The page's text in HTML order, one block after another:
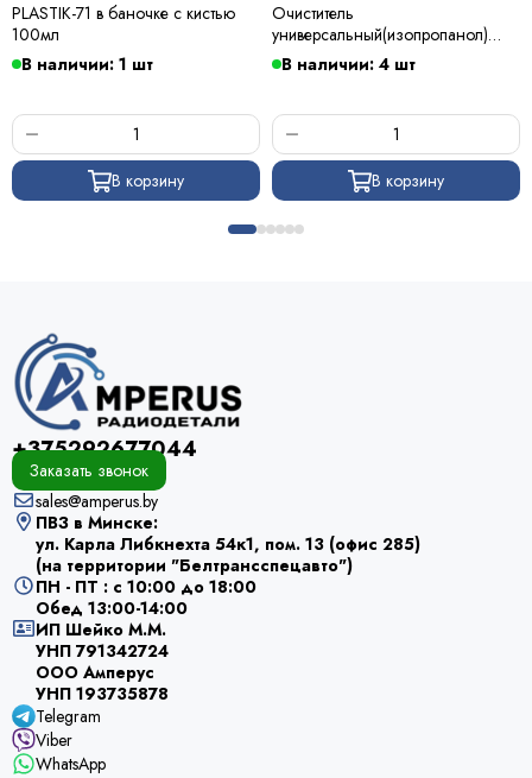
PLASTIK-71 в баночке с кистью
100мл
В наличии: 1 шт
В корзину
Очиститель
универсальный(изопропанол)
500мл
В наличии: 4 шт
В корзину
+375292677044
Заказать звонок
sales@amperus.by
ПВЗ в Минске:
ул. Карла Либкнехта 54к1, пом. 13 (офис 285)
(на территории "Белтрансспецавто")
ПН - ПТ : с 10:00 до 18:00
Обед 13:00-14:00
ИП Шейко М.М.
УНП 791342724
ООО Амперус
УНП 193735878
Telegram
Viber
WhatsApp